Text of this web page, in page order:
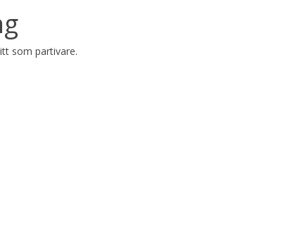
som partivare.